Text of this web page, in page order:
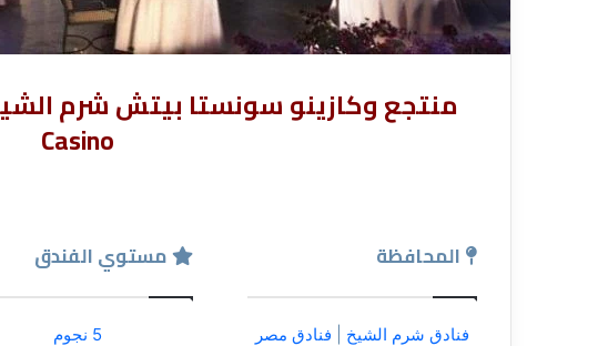
Casino
المحافظة
فنادق شرم الشيخ فنادق مصر
مستوي الفندق
5 نجوم